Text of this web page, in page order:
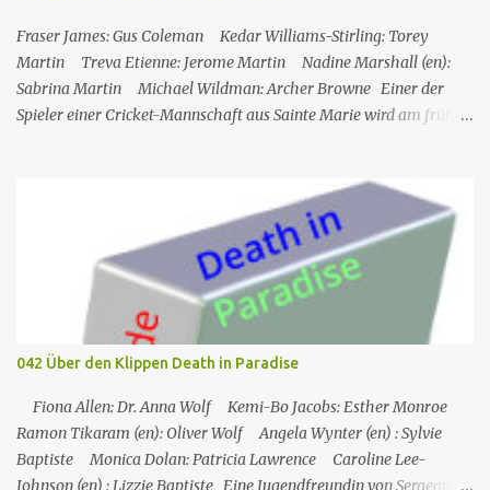
titel False Flag Erstaus­strahlung USA 13. Sep. 2007 Deutsch­
sprachige Erstaus­strahl...
Fraser James: Gus Coleman Kedar Williams-Stirling: Torey
Martin Treva Etienne: Jerome Martin Nadine Marshall (en):
Sabrina Martin Michael Wildman: Archer Browne Einer der
Spieler einer Cricket-Mannschaft aus Sainte Marie wird am frühen
seinen Sohn in ein Krankenhaus in den USA schicken zu können,
und er hatte den Sieg mit einigen Teammitgliedern die ganze
Nacht lang gefeiert. In der Zwischenzeit muss Martha nach
England zurückkehren, was Humphrey sehr bedauert. Die
Mitglieder des Cricketclubs feiern den Sieg eines Spiels, ein
Mitglied des Clubs, Jerome, geht Bier holen und wird dann von
seinem Freund Gus tot vor dem Club aufgefunden. Humhrey und
seine Kollegen versuchen, den Fall zu lösen: Gus, Archer und auch
Sabrina und Torey (die Frau bzw. der Sohn des Op...
042 Über den Klippen Death in Paradise
Fiona Allen: Dr. Anna Wolf Kemi-Bo Jacobs: Esther Monroe
Ramon Tikaram (en): Oliver Wolf Angela Wynter (en) : Sylvie
Baptiste Monica Dolan: Patricia Lawrence Caroline Lee-
Johnson (en) : Lizzie Baptiste Eine Jugendfreundin von Sergeant